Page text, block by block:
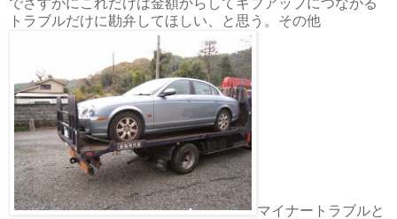
でさすがにこれだけは金額からしてギブアップにつながる
トラブルだけに勘弁してほしい、と思う。その他
マイナートラブルと